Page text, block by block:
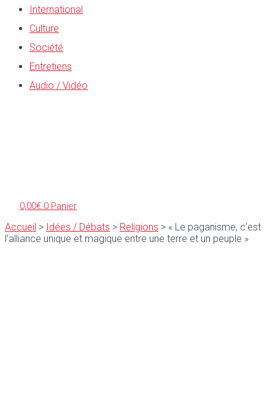
International
Culture
Société
Entretiens
Audio / Vidéo
0,00€ 0 Panier
Accueil > Idées / Débats > Religions > « Le paganisme, c’est
l’alliance unique et magique entre une terre et un peuple »